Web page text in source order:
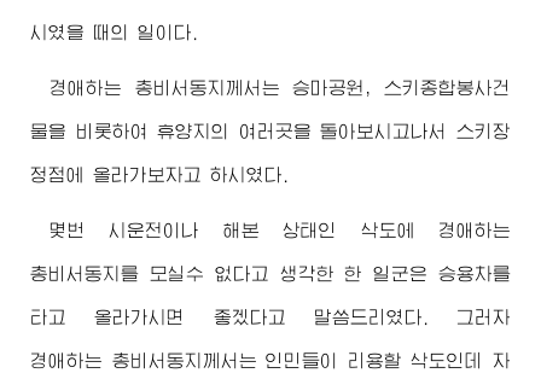
시였을 때의 일이다.
경애하는 총비서동지께서 는 승마공원, 스키종합봉사건
물을 비롯하여 휴양지의 여러곳을 돌아보시고나서 스키장
정점에 올라가보자고 하시였다.
몇번 시운전이나 해본 상태인 삭도에 경애하는
총비서동지 를 모실수 없다고 생각한 한 일군은 승용차를
타고 올라가시면 좋겠다고 말씀드리였다. 그러자
경애하는 총비서동지께서 는 인민들이 리용할 삭도인데 자